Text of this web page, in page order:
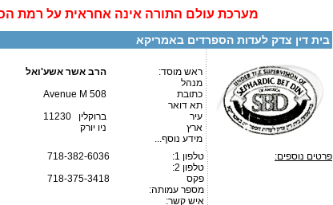
מערכת עולם התורה אינה אחראית על רמת
בית דין צדק לעדות הספרדים באמריקא
ראש מוסד:
הרב אשר אשע'ואל
מנהל
כתובת
508 Avenue M
תא דואר
עיר
ברוקלין 11230
ארץ
ניו יורק
מידע נוסף...
פרטים נוספים:
טלפון 1:
טלפון 2:
פקס
מספר עמותה:
איש קשר:
718-382-6036
718-375-3418